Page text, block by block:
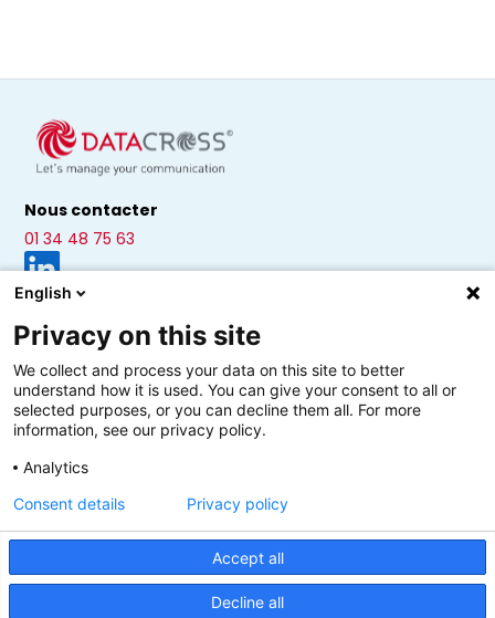
Nous contacter
01 34 48 75 63
Solution reportingSolution webMonitoring
PDF à la demandeFAQBlog
Demo
English
Privacy on this site
We collect and process your data on this site to better
understand how it is used. You can give your consent to all or
selected purposes, or you can decline them all. For more
information, see our privacy policy.
Analytics
Accept all
Decline all
Consent details Privacy policy